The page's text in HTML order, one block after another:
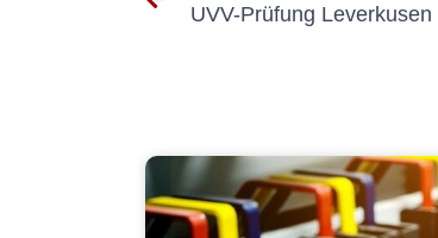
UVV-Prüfung Leverkusen